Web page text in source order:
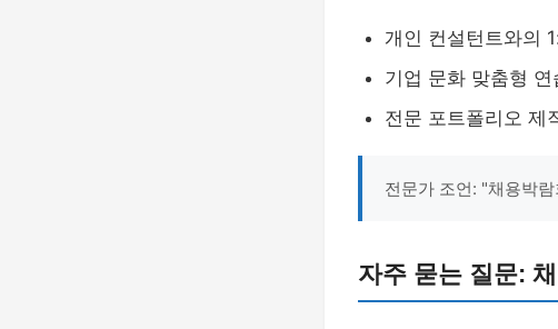
개인 컨설턴트와의
기업 문화 맞춤형 연
전문 포트폴리오 제
전문가 조언: "채용박
자주 묻는 질문: